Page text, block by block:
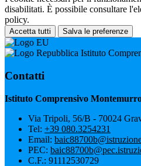
disabilitati. È possibile consultare
policy.
Accetta tutti Salva le preferenze
Istituto
Contatti
Istituto Comprensivo
Via Tripoli, 56/B - 70024
Tel: +39 080.3254231
Email:
PEC:
C.F.: 91112530729